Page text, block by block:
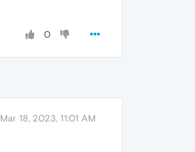
0
Mar 18, 2023, 11:01 AM